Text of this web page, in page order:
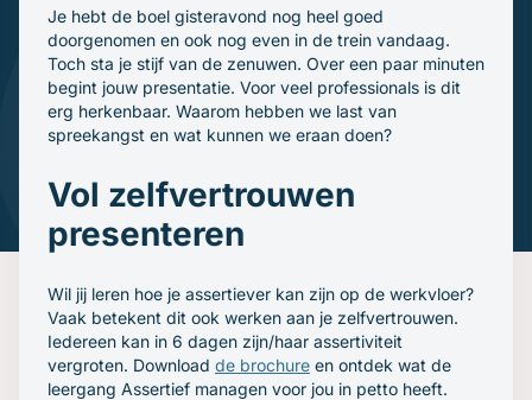
Brancheverenigingen
Ondernemingsraden
Downloads
Ons verhaal
Ons team
Inschrijven
Contact
Je hebt de boel gisteravond nog heel goed
doorgenomen en ook nog even in de trein vandaag.
Toch sta je stijf van de zenuwen. Over een paar minuten
begint jouw presentatie. Voor veel professionals is dit
erg herkenbaar. Waarom hebben we last van
spreekangst en wat kunnen we eraan doen?
Vol zelfvertrouwen
presenteren
Wil jij leren hoe je assertiever kan zijn op de werkvloer?
Vaak betekent dit ook werken aan je zelfvertrouwen.
Iedereen kan in 6 dagen zijn/haar assertiviteit
vergroten. Download de brochure en ontdek wat de
leergang Assertief managen voor jou in petto heeft.